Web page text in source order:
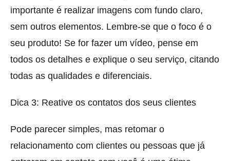
importante é realizar imagens com fundo claro,
sem outros elementos. Lembre-se que o foco é o
seu produto! Se for fazer um vídeo, pense em
todos os detalhes e explique o seu serviço, citando
todas as qualidades e diferenciais.
Dica 3: Reative os contatos dos seus clientes
Pode parecer simples, mas retomar o
relacionamento com clientes ou pessoas que já